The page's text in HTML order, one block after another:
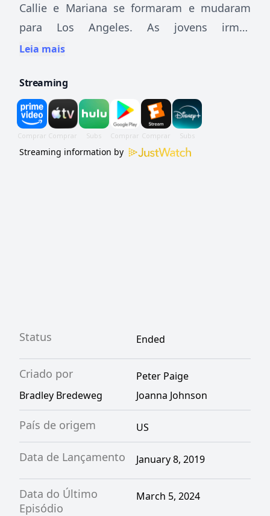
Callie e Mariana se formaram e mudaram
para Los Angeles. As jovens irmãs
descobrem o amor, o sexo e os
cidade nova.
Leia mais
Streaming
Streaming information by
Status Ended
Criado por
Peter Paige
Bradley Bredeweg
Joanna Johnson
País de origem US
Data de Lançamento January 8, 2019
Data do Último
Episódio
March 5, 2024